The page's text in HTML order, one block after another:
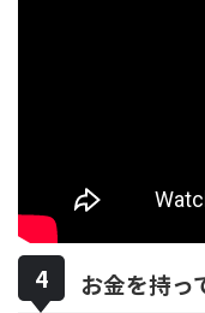
お金を持っ